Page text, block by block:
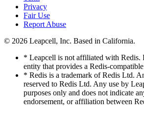
Privacy
Fair Use
Report Abuse
© 2026 Leapcell, Inc. Based in California.
* Leapcell is not affiliated with Redis.
entity that provides a Redis-
* Redis is a trademark of Redis Ltd.
reserved to Redis Ltd. Any use by
purposes only and does not indicate
endorsement, or affiliation between